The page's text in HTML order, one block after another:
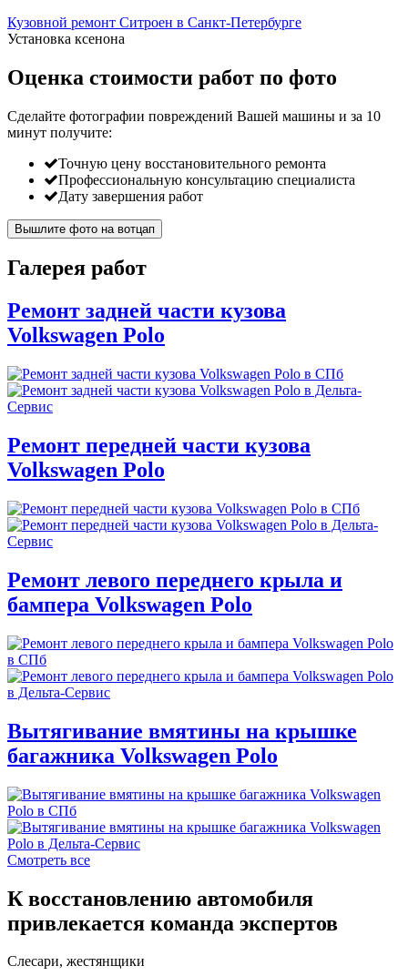
Кузовной ремонт Ситроен в Санкт-Петербурге
Установка ксенона
Оценка стоимости работ по фото
Сделайте фотографии повреждений Вашей машины и за 10
минут получите:
Точную цену восстановительного ремонта
Профессиональную консультацию специалиста
Дату завершения работ
Вышлите фото на вотцап
Галерея работ
Ремонт задней части кузова
Volkswagen Polo
Ремонт передней части кузова
Volkswagen Polo
Ремонт левого переднего крыла и
бампера Volkswagen Polo
Вытягивание вмятины на крышке
багажника Volkswagen Polo
Смотреть все
К восстановлению автомобиля
привлекается команда экспертов
Слесари, жестянщики